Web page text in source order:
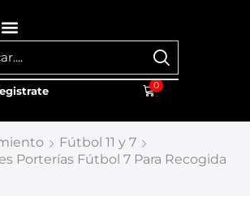
0
Fútbol 11 y 7
Porterías Fútbol 7 Para Recogida